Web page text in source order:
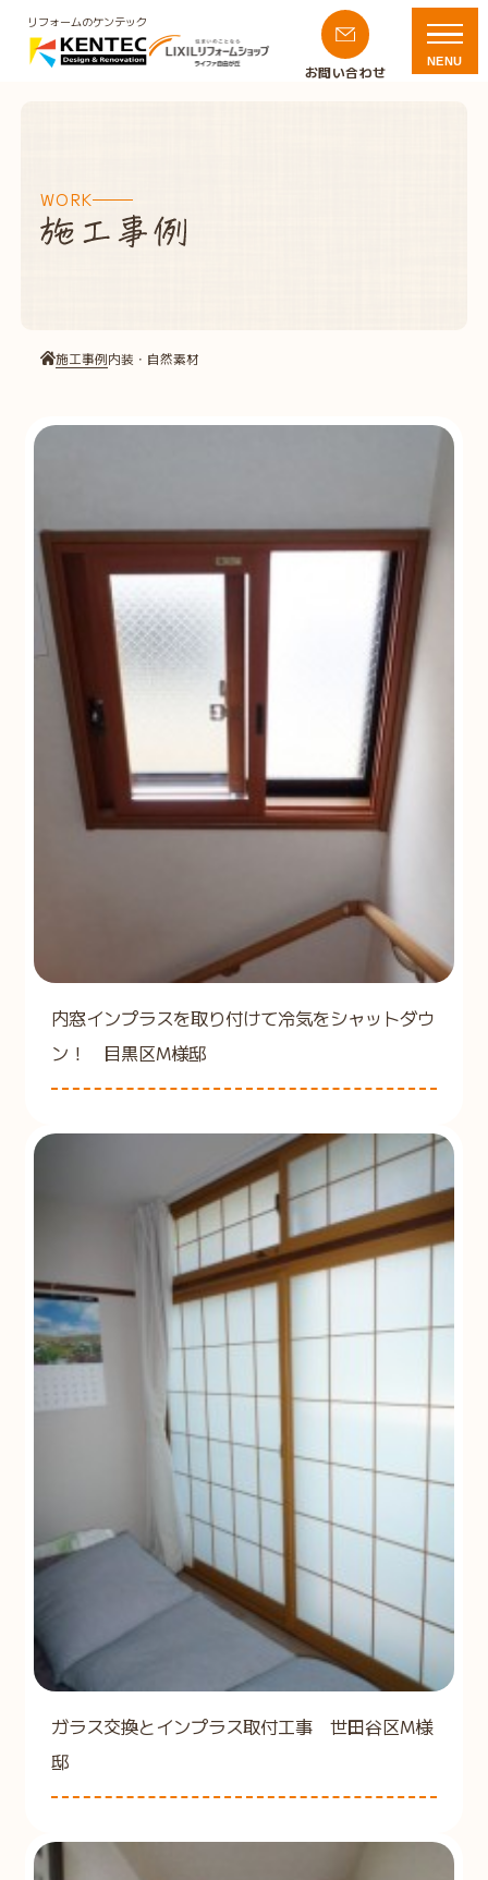
リフォームのケンテック
お問い合わせ
NENU
WORK
施工事例内装・自然素材
内窓インプラスを取り付けて冷気をシャットダウ
ン！ 目黒区M様邸
ガラス交換とインプラス取付工事 世田谷区M様
邸